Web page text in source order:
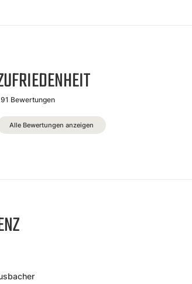
Bewertungen
Alle Bewertungen anzeigen